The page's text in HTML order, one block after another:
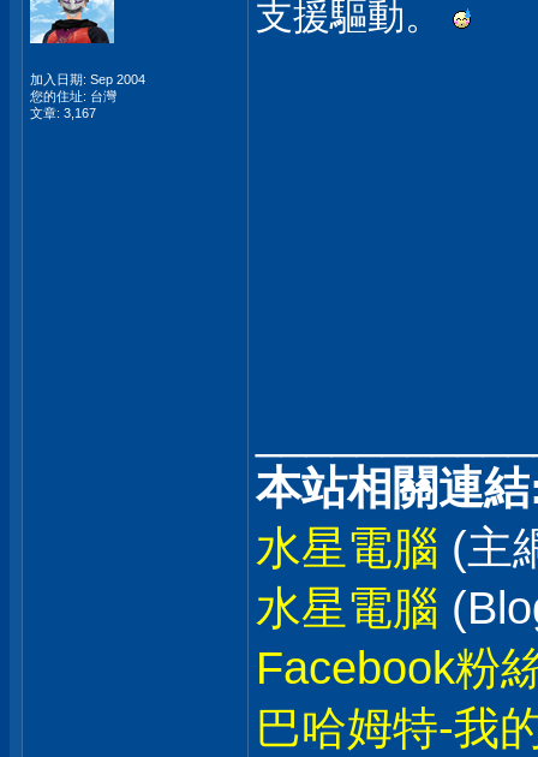
加入日期: Sep 2004
您的住址: 台灣
文章: 3,167
支援驅動。
本站相關連
水星電腦 (主
水星電腦
Facebook粉
巴哈姆特-我